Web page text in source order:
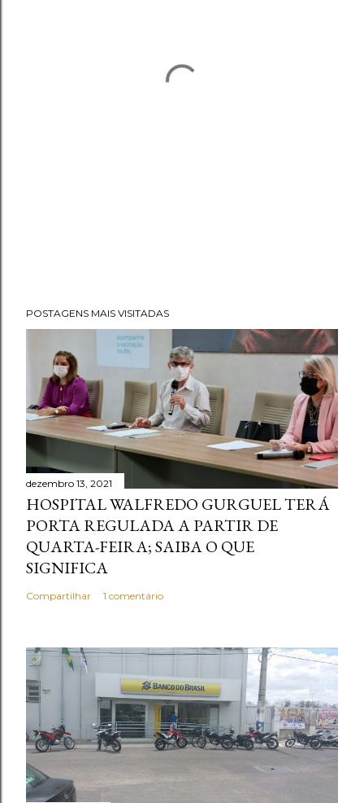
POSTAGENS MAIS VISITADAS
dezembro 13, 2021
HOSPITAL WALFREDO GURGUEL TERÁ
PORTA REGULADA A PARTIR DE
QUARTA-FEIRA; SAIBA O QUE
SIGNIFICA
Compartilhar 1 comentário